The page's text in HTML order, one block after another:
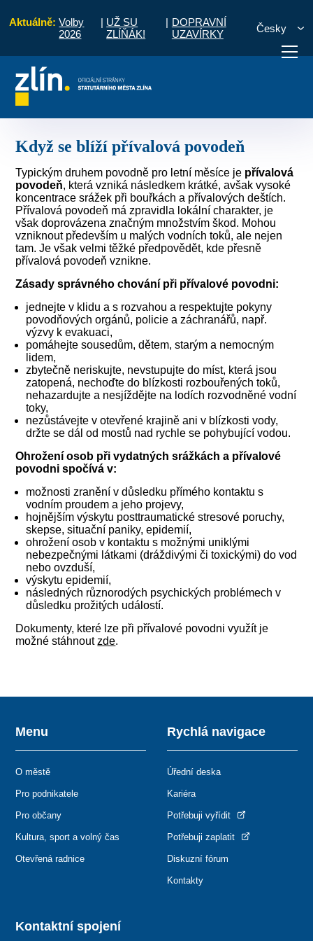
Aktuálně: Volby
2026
| UŽ SU
ZLÍŇÁK!
| DOPRAVNÍ
UZAVÍRKY
Česky
vyřídit Potřebuji zaplatit
Když se blíží přívalová povodeň
Typickým druhem povodně pro letní měsíce je přívalová
povodeň, která vzniká následkem krátké, avšak vysoké
koncentrace srážek při bouřkách a přívalových deštích.
Přívalová povodeň má zpravidla lokální charakter, je
však doprovázena značným množstvím škod. Mohou
vzniknout především u malých vodních toků, ale nejen
tam. Je však velmi těžké předpovědět, kde přesně
přívalová povodeň vznikne.
Zásady správného chování při přívalové povodni:
jednejte v klidu a s rozvahou a respektujte pokyny
povodňových orgánů, policie a záchranářů, např.
výzvy k evakuaci,
pomáhejte sousedům, dětem, starým a nemocným
lidem,
zbytečně neriskujte, nevstupujte do míst, která jsou
zatopená, nechoďte do blízkosti rozbouřených toků,
nehazardujte a nesjíždějte na lodích rozvodněné vodní
toky,
nezůstávejte v otevřené krajině ani v blízkosti vody,
držte se dál od mostů nad rychle se pohybující vodou.
Ohrožení osob při vydatných srážkách a přívalové
povodni spočívá v:
možnosti zranění v důsledku přímého kontaktu s
vodním proudem a jeho projevy,
hojnějším výskytu posttraumatické stresové poruchy,
skepse, situační paniky, epidemií,
ohrožení osob v kontaktu s možnými uniklými
nebezpečnými látkami (dráždivými či toxickými) do vod
nebo ovzduší,
výskytu epidemií,
následných různorodých psychických problémech v
důsledku prožitých událostí.
Dokumenty, které lze při přívalové povodni využít je
možné stáhnoutzde.
Kontaktní spojení
Menu
O městě
Pro podnikatele
Pro občany
Kultura, sport a volný čas
Otevřená radnice
Rychlá navigace
Úřední deska
Kariéra
Potřebuji vyřídit
Potřebuji zaplatit
Diskuzní fórum
Kontakty